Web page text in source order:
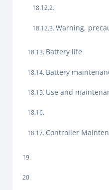
Warning,
Battery life
Battery
Use and
Controller